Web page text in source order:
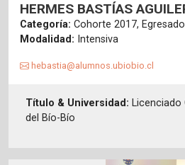
HERMES BASTÍAS
Categoría: Cohorte 2017,
Modalidad: Intensiva
hebastia@alumnos.ubiobio.cl
Título & Universidad: Licenciado
del Bío-Bío